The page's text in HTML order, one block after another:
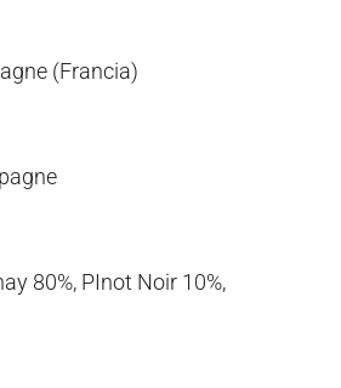
(Francia)
80%, PInot Noir 10%,